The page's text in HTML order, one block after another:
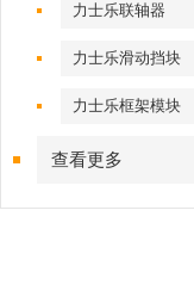
力士乐联轴器
力士乐滑动挡块
力士乐框架模块
查看更多